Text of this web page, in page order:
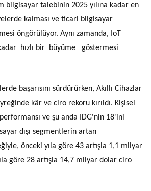
bilgisayar talebinin 2025 yılına kadar en
kalması ve ticari bilgisayar
öngörülüyor. Aynı zamanda, IoT
hızlı bir büyüme göstermesi
başarısını sürdürürken, Akıllı Cihazlar
kâr ve ciro rekoru kırıldı. Kişisel
ve şu anda IDG'nin 18'ini
dışı segmentlerin artan
önceki yıla göre 43 artışla 1,1 milyar
göre 28 artışla 14,7 milyar dolar ciro